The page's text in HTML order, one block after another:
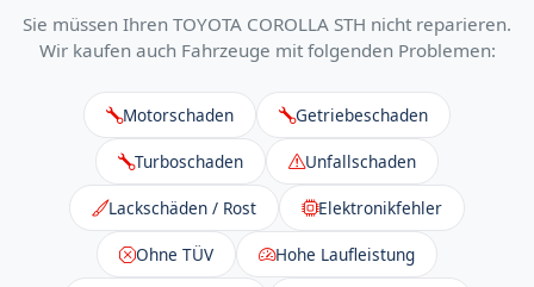
Sie müssen Ihren TOYOTA COROLLA STH nicht reparieren.
Wir kaufen auch Fahrzeuge mit folgenden Problemen:
Motorschaden Getriebeschaden
Turboschaden Unfallschaden
Lackschäden / Rost Elektronikfehler
Ohne TÜV Hohe Laufleistung